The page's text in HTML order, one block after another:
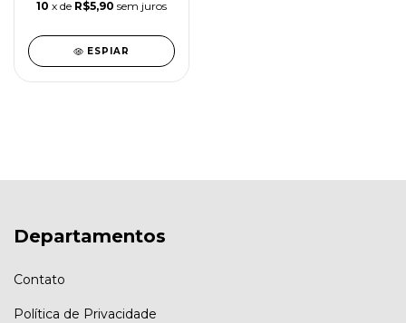
10 x de R$5,90 sem juros
ESPIAR
Departamentos
Contato
Política de Privacidade